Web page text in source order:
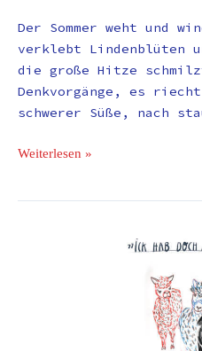
Der Sommer weht und
verklebt Lindenblüten
die große Hitze
Denkvorgänge, es
schwerer Süße, nach
Weiterlesen »